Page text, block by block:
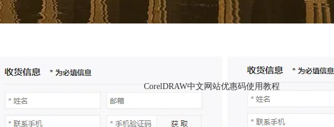
CorelDRAW中文网站优惠码使用教程
CorelDRAW中文网站优惠码使用教程